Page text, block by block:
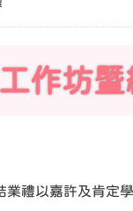
作坊
禮以嘉許及肯定